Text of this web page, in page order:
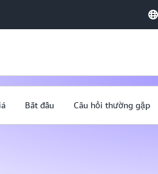
Bắt đầu Câu hỏi thường gặp